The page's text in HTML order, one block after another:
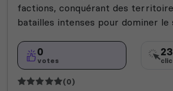
factions, conquérant des
batailles intenses pour dominer le
0
votes
23
(0)